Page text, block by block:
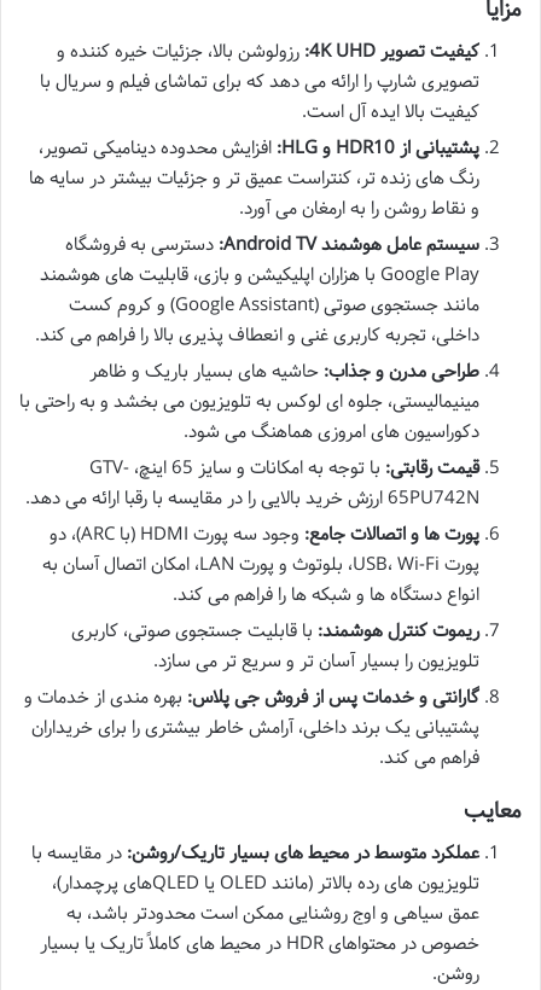
مزایا
کیفیت تصویر 4K UHD:
رزولوشن بالا، جزئیات خیره کننده و
تصویری شارپ را ارائه می دهد که برای تماشای فیلم و سریال با
کیفیت بالا ایده آل است.
پشتیبانی از HDR10 و HLG:
افزایش محدوده دینامیکی تصویر،
رنگ های زنده تر، کنتراست عمیق تر و جزئیات بیشتر در سایه ها
و نقاط روشن را به ارمغان می آورد.
سیستم عامل هوشمند Android TV:
دسترسی به فروشگاه
Google Play با هزاران اپلیکیشن و بازی، قابلیت های هوشمند
مانند جستجوی صوتی (Google Assistant) و کروم کست
داخلی، تجربه کاربری غنی و انعطاف پذیری بالا را فراهم می کند.
طراحی مدرن و جذاب: حاشیه های بسیار باریک و ظاهر
مینیمالیستی، جلوه ای لوکس به تلویزیون می بخشد و به راحتی با
دکوراسیون های امروزی هماهنگ می شود.
قیمت رقابتی:
با توجه به امکانات و سایز 65 اینچ، GTV-
65PU742N ارزش خرید بالایی را در مقایسه با رقبا ارائه می دهد.
پورت ها و اتصالات جامع:
وجود سه پورت HDMI (با ARC)، دو
پورت USB، Wi-Fi، بلوتوث و پورت LAN، امکان اتصال آسان به
انواع دستگاه ها و شبکه ها را فراهم می کند.
ریموت کنترل هوشمند: با قابلیت جستجوی صوتی، کاربری
تلویزیون را بسیار آسان تر و سریع تر می سازد.
گارانتی و خدمات پس از فروش جی پلاس: بهره مندی از خدمات و
پشتیبانی یک برند داخلی، آرامش خاطر بیشتری را برای خریداران
فراهم می کند.
معایب
عملکرد متوسط در محیط های بسیار تاریک/روشن: در مقایسه با
تلویزیون های رده بالاتر (مانند OLED یا QLEDهای پرچمدار)،
عمق سیاهی و اوج روشنایی ممکن است محدودتر باشد، به
خصوص در محتواهای HDR در محیط های کاملاً تاریک یا بسیار
روشن.